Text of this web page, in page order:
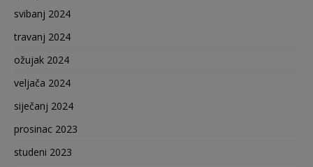
svibanj 2024
travanj 2024
ožujak 2024
veljača 2024
siječanj 2024
prosinac 2023
studeni 2023